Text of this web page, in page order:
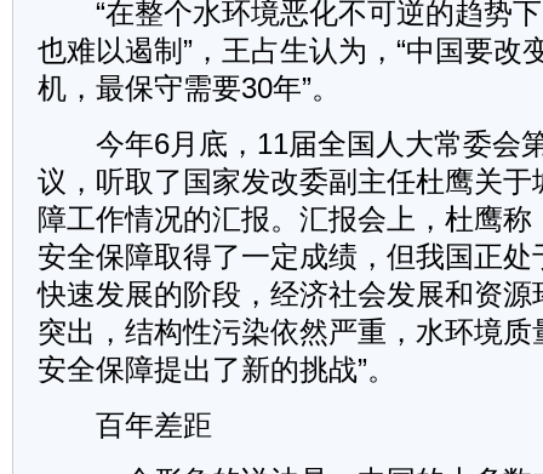
“在整个水环境恶化不可逆的趋势下
也难以遏制”，王占生认为，“中国要改
机，最保守需要30年”。
今年6月底，11届全国人大常委会
议，听取了国家发改委副主任杜鹰关
障工作情况的汇报。汇报会上，杜鹰称
安全保障取得了一定成绩，但我国正
快速发展的阶段，经济社会发展和资
突出，结构性污染依然严重，水环境
安全保障提出了新的挑战”。
百年差距